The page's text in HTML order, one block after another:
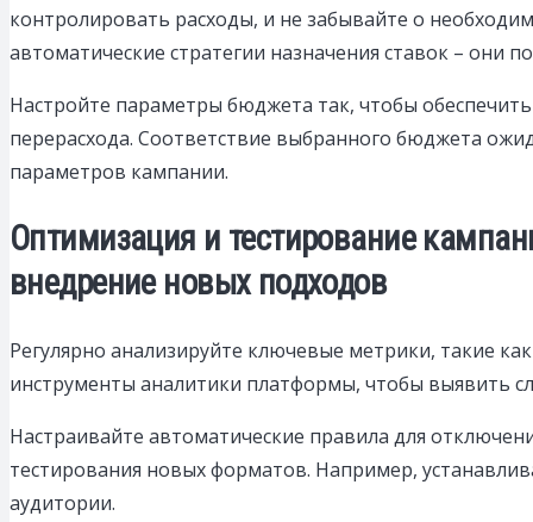
контролировать расходы, и не забывайте о
автоматические стратегии назначения ставок – они
Настройте параметры бюджета так, чтобы
перерасхода. Соответствие выбранного бюджета
параметров кампании.
Оптимизация и тестирование
внедрение новых подходов
Регулярно анализируйте ключевые метрики, такие
инструменты аналитики платформы, чтобы выявить
Настраивайте автоматические правила для
тестирования новых форматов. Например,
аудитории.